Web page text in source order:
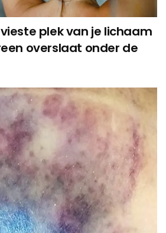
plek van je lichaam
overslaat onder de